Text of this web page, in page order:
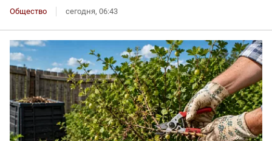
Общество сегодня, 06:43